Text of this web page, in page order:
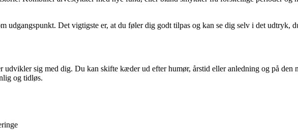
udgangspunkt. Det vigtigste er, at du føler dig godt tilpas og kan se dig selv i det udtryk,
udvikler sig med dig. Du kan skifte kæder ud efter humør, årstid eller anledning og på
og tidløs.